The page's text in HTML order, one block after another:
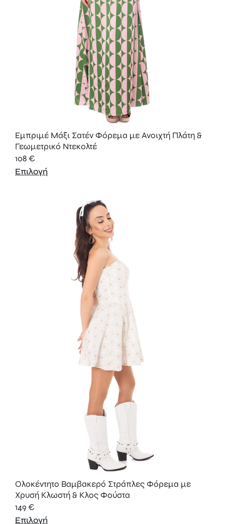
Εμπριμέ Μάξι Σατέν Φόρεμα με Ανοιχτή Πλάτη &
Γεωμετρικό Ντεκολτέ
108€
Επιλογή
Ολοκέντητο Βαμβακερό Στράπλες Φόρεμα με
Χρυσή Κλωστή & Κλος Φούστα
149€
Επιλογή